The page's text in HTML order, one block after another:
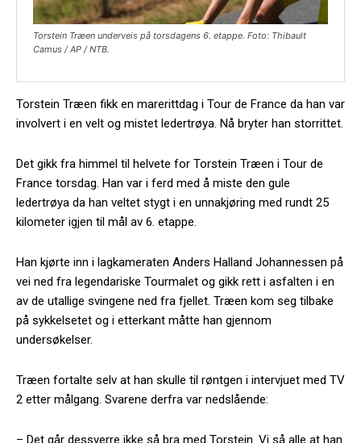
Torstein Træen underveis på torsdagens 6. etappe. Foto: Thibault
Camus / AP / NTB.
Torstein Træen fikk en marerittdag i Tour de France da han var
involvert i en velt og mistet ledertrøya. Nå bryter han storrittet.
Det gikk fra himmel til helvete for Torstein Træen i Tour de
France torsdag. Han var i ferd med å miste den gule
ledertrøya da han veltet stygt i en unnakjøring med rundt 25
kilometer igjen til mål av 6. etappe.
Han kjørte inn i lagkameraten Anders Halland Johannessen på
vei ned fra legendariske Tourmalet og gikk rett i asfalten i en
av de utallige svingene ned fra fjellet. Træen kom seg tilbake
på sykkelsetet og i etterkant måtte han gjennom
undersøkelser.
Træen fortalte selv at han skulle til røntgen i intervjuet med TV
2 etter målgang. Svarene derfra var nedslående:
– Det går dessverre ikke så bra med Torstein. Vi så alle at han